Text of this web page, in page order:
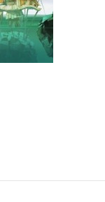
limitate di Wii U